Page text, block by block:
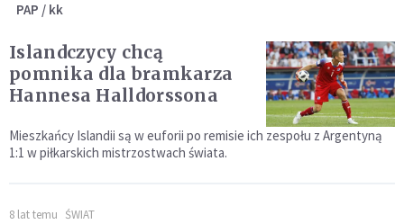
PAP / kk
Islandczycy chcą
pomnika dla bramkarza
Hannesa Halldorssona
Mieszkańcy Islandii są w euforii po remisie ich zespołu z Argentyną
1:1 w piłkarskich mistrzostwach świata.
8 lat temu ŚWIAT